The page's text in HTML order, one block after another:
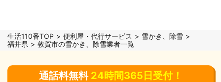
生活110番TOP 便利屋・代行サービス
雪かき、除雪
福井県
敦賀市の雪かき、除雪業者一覧
通話料無料 24時間365日受付！